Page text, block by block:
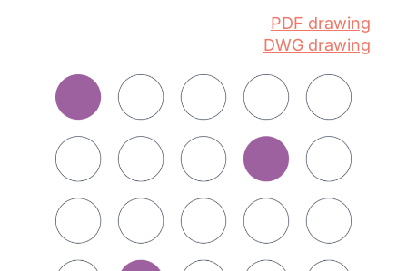
PDF drawing
DWG drawing